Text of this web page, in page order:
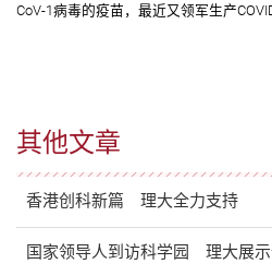
其他文章
香港创科新篇 理大全力支持
国家领导人到访科学园 理大展示
CoV-1病毒的疫苗，最近又领军生产